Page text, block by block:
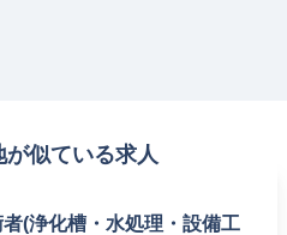
似ている求人
(浄化槽・水処理・設備工